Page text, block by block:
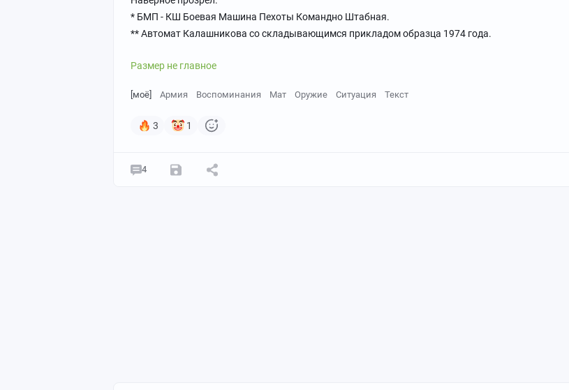
* БМП - КШ Боевая Машина Пехоты Командно Штабная.
** Автомат Калашникова со складывающимся прикладом образца 1974 года.
Размер не главное
[моё] Армия Воспоминания Мат Оружие Ситуация Текст
3 1
4